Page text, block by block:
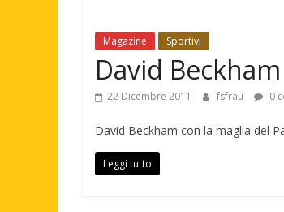
Magazine Sportivi
David
22 Dicembre 2011 fsfrau 0
David Beckham con la maglia del
Leggi tutto